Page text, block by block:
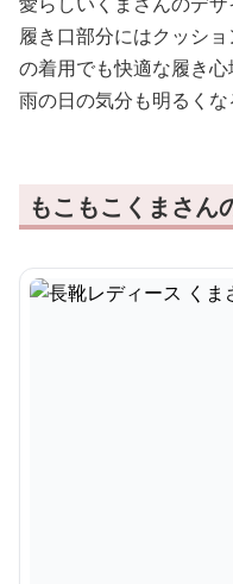
履き口部分にはクッシ
の着用でも快適な履き心
雨の日の気分も明るくな
もこもこくまさん